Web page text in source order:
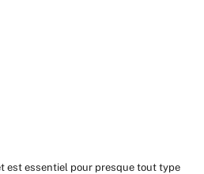
est essentiel pour presque tout type